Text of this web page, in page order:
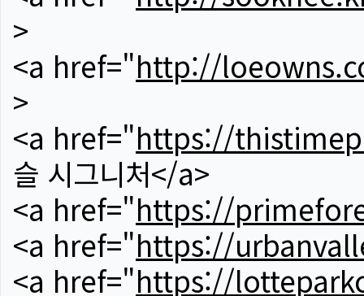
>
<a href="http://
>
<a href="https://
슬 시그니처</a>
<a href="https://
<a href="https://
<a href="https://